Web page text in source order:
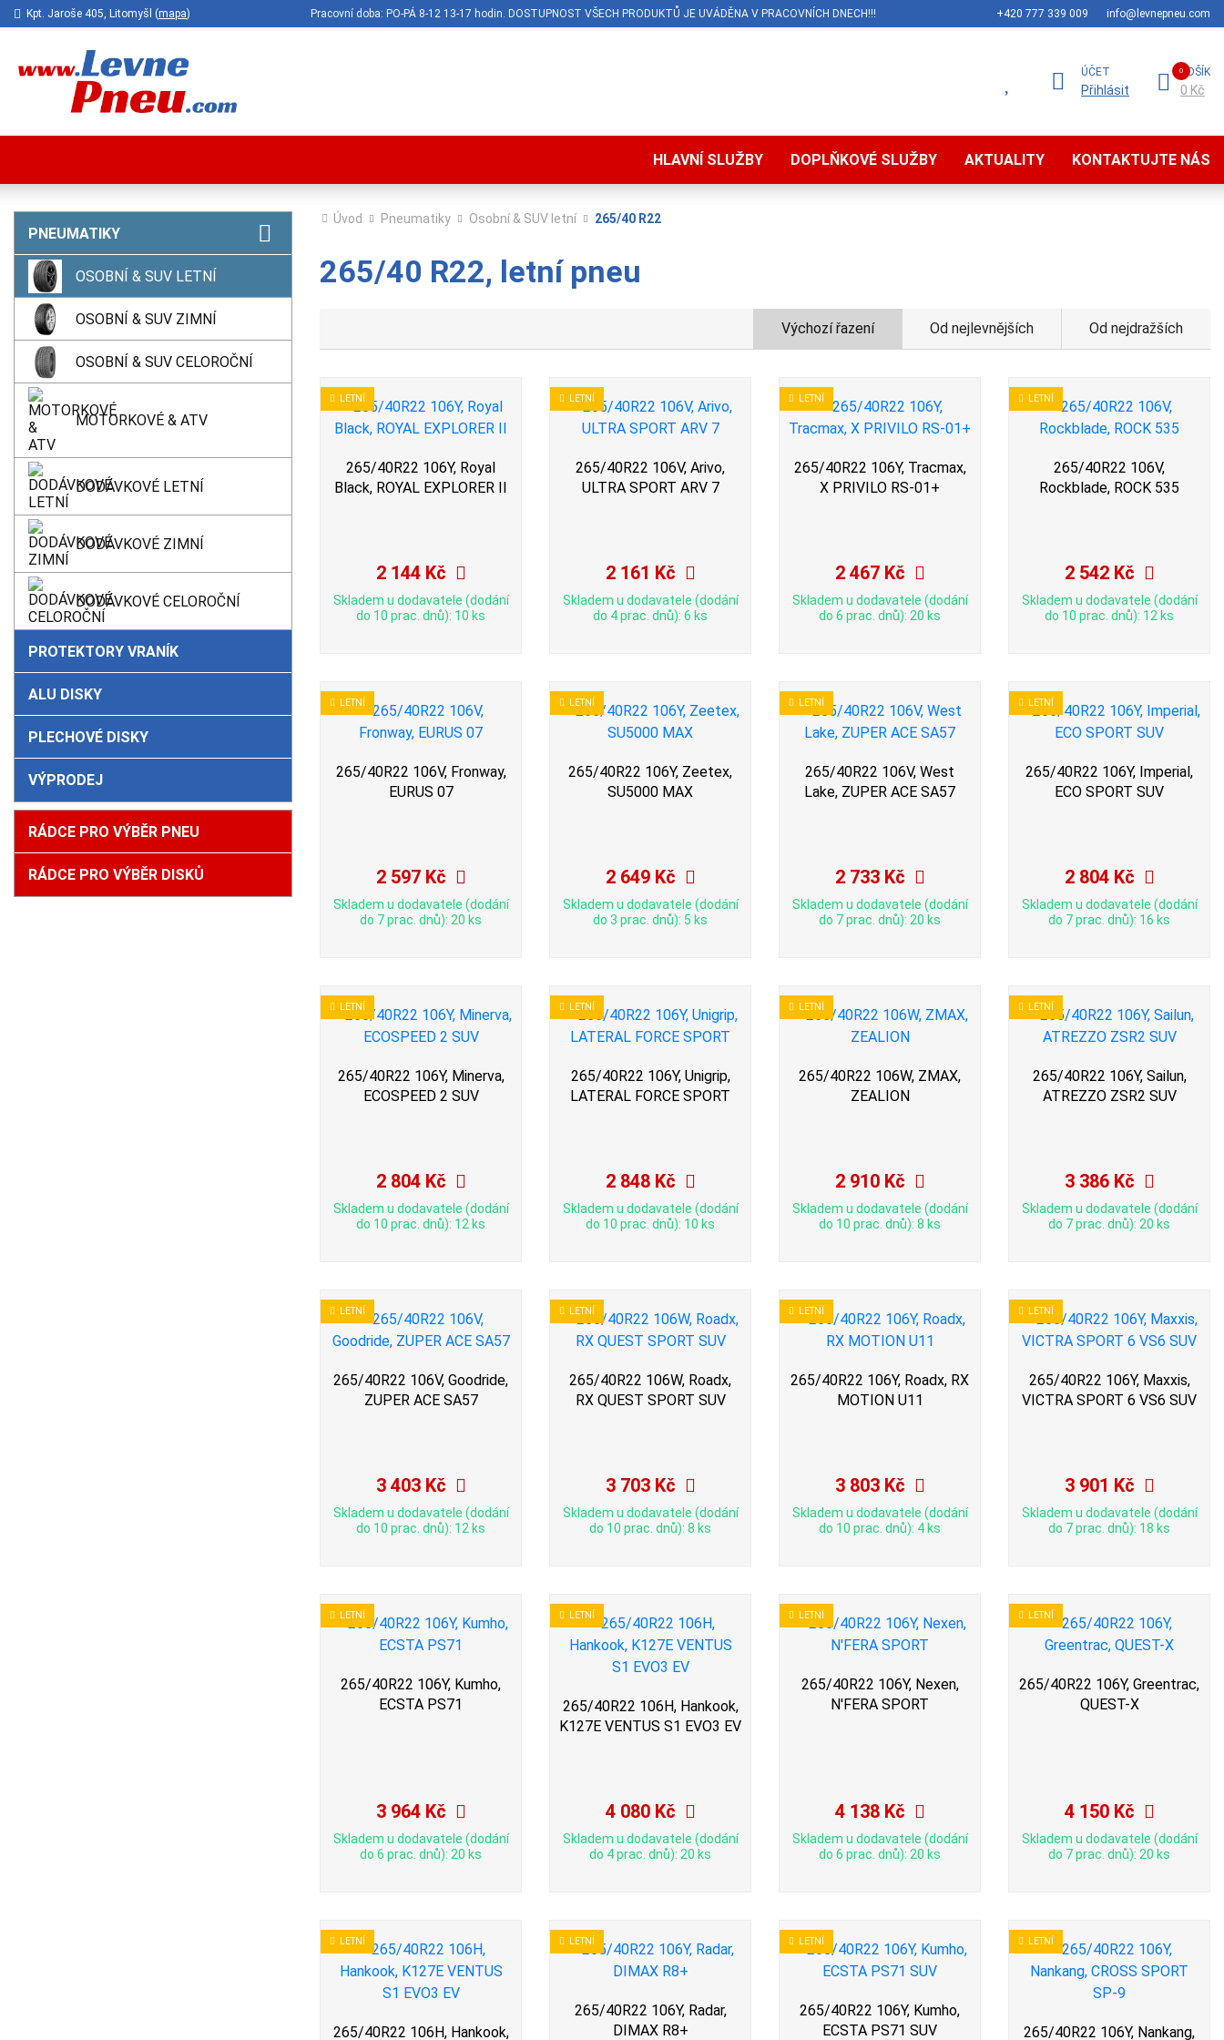
Kpt. Jaroše 405, Litomyšl (mapa) Pracovní doba: PO-PÁ 8-12 13-17 hodin. DOSTUPNOST VŠECH PRODUKTŮ JE UVÁDĚNA V PRACOVNÍCH DNECH!!! +420 777 339 009 info@levnepneu.com
ÚČET
Přihlásit
KOŠÍK
0 Kč
HLAVNÍ SLUŽBY DOPLŇKOVÉ SLUŽBY AKTUALITY KONTAKTUJTE NÁS
PNEUMATIKY
OSOBNÍ & SUV LETNÍ
OSOBNÍ & SUV ZIMNÍ
OSOBNÍ & SUV CELOROČNÍ
MOTORKOVÉ & ATV
DODÁVKOVÉ LETNÍ
DODÁVKOVÉ ZIMNÍ
DODÁVKOVÉ CELOROČNÍ
PROTEKTORY VRANÍK
ALU DISKY
PLECHOVÉ DISKY
VÝPRODEJ
RÁDCE PRO VÝBĚR PNEU
RÁDCE PRO VÝBĚR DISKŮ
Úvod Pneumatiky Osobní & SUV letní 265/40 R22
265/40 R22, letní pneu
Výchozí řazení Od nejlevnějších Od nejdražších
LETNÍ
265/40R22 106Y, Royal
Black, ROYAL EXPLORER II
2 144 Kč
Skladem u dodavatele (dodání
do 10 prac. dnů): 10 ks
LETNÍ
265/40R22 106V, Arivo,
ULTRA SPORT ARV 7
2 161 Kč
Skladem u dodavatele (dodání
do 4 prac. dnů): 6 ks
LETNÍ
265/40R22 106Y, Tracmax,
X PRIVILO RS-01+
2 467 Kč
Skladem u dodavatele (dodání
do 6 prac. dnů): 20 ks
LETNÍ
265/40R22 106V,
Rockblade, ROCK 535
2 542 Kč
Skladem u dodavatele (dodání
do 10 prac. dnů): 12 ks
LETNÍ
265/40R22 106V, Fronway,
EURUS 07
2 597 Kč
Skladem u dodavatele (dodání
do 7 prac. dnů): 20 ks
LETNÍ
265/40R22 106Y, Zeetex,
SU5000 MAX
2 649 Kč
Skladem u dodavatele (dodání
do 3 prac. dnů): 5 ks
LETNÍ
265/40R22 106V, West
Lake, ZUPER ACE SA57
2 733 Kč
Skladem u dodavatele (dodání
do 7 prac. dnů): 20 ks
LETNÍ
265/40R22 106Y, Imperial,
ECO SPORT SUV
2 804 Kč
Skladem u dodavatele (dodání
do 7 prac. dnů): 16 ks
LETNÍ
265/40R22 106Y, Minerva,
ECOSPEED 2 SUV
2 804 Kč
Skladem u dodavatele (dodání
do 10 prac. dnů): 12 ks
LETNÍ
265/40R22 106Y, Unigrip,
LATERAL FORCE SPORT
2 848 Kč
Skladem u dodavatele (dodání
do 10 prac. dnů): 10 ks
LETNÍ
265/40R22 106W, ZMAX,
ZEALION
2 910 Kč
Skladem u dodavatele (dodání
do 10 prac. dnů): 8 ks
LETNÍ
265/40R22 106Y, Sailun,
ATREZZO ZSR2 SUV
3 386 Kč
Skladem u dodavatele (dodání
do 7 prac. dnů): 20 ks
LETNÍ
265/40R22 106V, Goodride,
ZUPER ACE SA57
3 403 Kč
Skladem u dodavatele (dodání
do 10 prac. dnů): 12 ks
LETNÍ
265/40R22 106W, Roadx,
RX QUEST SPORT SUV
3 703 Kč
Skladem u dodavatele (dodání
do 10 prac. dnů): 8 ks
LETNÍ
265/40R22 106Y, Roadx, RX
MOTION U11
3 803 Kč
Skladem u dodavatele (dodání
do 10 prac. dnů): 4 ks
LETNÍ
265/40R22 106Y, Maxxis,
VICTRA SPORT 6 VS6 SUV
3 901 Kč
Skladem u dodavatele (dodání
do 7 prac. dnů): 18 ks
LETNÍ
265/40R22 106Y, Kumho,
ECSTA PS71
3 964 Kč
Skladem u dodavatele (dodání
do 6 prac. dnů): 20 ks
LETNÍ
265/40R22 106H, Hankook,
K127E VENTUS S1 EVO3 EV
4 080 Kč
Skladem u dodavatele (dodání
do 4 prac. dnů): 20 ks
LETNÍ
265/40R22 106Y, Nexen,
N'FERA SPORT
4 138 Kč
Skladem u dodavatele (dodání
do 6 prac. dnů): 20 ks
LETNÍ
265/40R22 106Y, Greentrac,
QUEST-X
4 150 Kč
Skladem u dodavatele (dodání
do 7 prac. dnů): 20 ks
LETNÍ
265/40R22 106H, Hankook,
LETNÍ
265/40R22 106Y, Radar,
DIMAX R8+
LETNÍ
265/40R22 106Y, Kumho,
ECSTA PS71 SUV
LETNÍ
265/40R22 106Y, Nankang,